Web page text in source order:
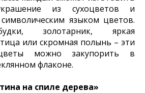
из сухоцветов и
языком цветов.
золотарник, яркая
или скромная полынь – эти
можно закупорить в
флаконе.
на спиле дерева»